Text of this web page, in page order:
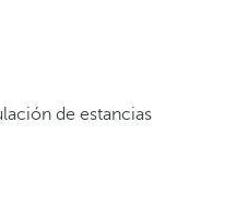
de estancias